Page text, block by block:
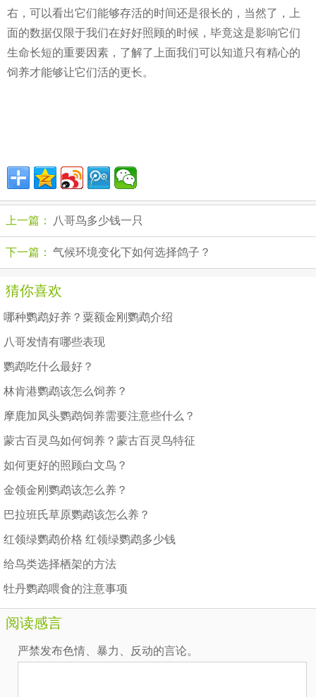
右，可以看出它们能够存活的时间还是很长的，当然了，上
面的数据仅限于我们在好好照顾的时候，毕竟这是影响它们
生命长短的重要因素，了解了上面我们可以知道只有精心的
饲养才能够让它们活的更长。
上一篇： 八哥鸟多少钱一只
下一篇： 气候环境变化下如何选择鸽子？
猜你喜欢
哪种鹦鹉好养？粟额金刚鹦鹉介绍
八哥发情有哪些表现
鹦鹉吃什么最好？
林肯港鹦鹉该怎么饲养？
摩鹿加凤头鹦鹉饲养需要注意些什么？
蒙古百灵鸟如何饲养？蒙古百灵鸟特征
如何更好的照顾白文鸟？
金领金刚鹦鹉该怎么养？
巴拉班氏草原鹦鹉该怎么养？
红领绿鹦鹉价格 红领绿鹦鹉多少钱
给鸟类选择栖架的方法
牡丹鹦鹉喂食的注意事项
阅读感言
严禁发布色情、暴力、反动的言论。